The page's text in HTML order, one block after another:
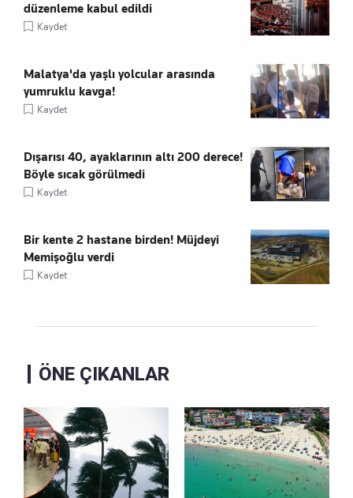
düzenleme kabul edildi
Kaydet
Malatya'da yaşlı yolcular arasında
yumruklu kavga!
Kaydet
Dışarısı 40, ayaklarının altı 200 derece!
Böyle sıcak görülmedi
Kaydet
Bir kente 2 hastane birden! Müjdeyi
Memişoğlu verdi
Kaydet
ÖNE ÇIKANLAR